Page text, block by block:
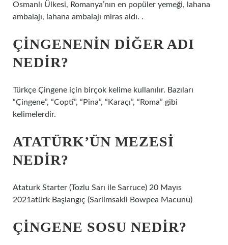
Osmanlı Ülkesi, Romanya’nın en popüler yemeği, lahana
ambalajı, lahana ambalajı miras aldı. .
ÇINGENENIN DIĞER ADI
NEDIR?
Türkçe Çingene için birçok kelime kullanılır. Bazıları
“Çingene”, “Coptî”, “Pina”, “Karaçı”, “Roma” gibi
kelimelerdir.
ATATÜRK’ÜN MEZESI
NEDIR?
Ataturk Starter (Tozlu Sarı ile Sarruce) 20 Mayıs
2021atürk Başlangıç ​​(Sarilmsakli Bowpea Macunu)
ÇINGENE SOSU NEDIR?